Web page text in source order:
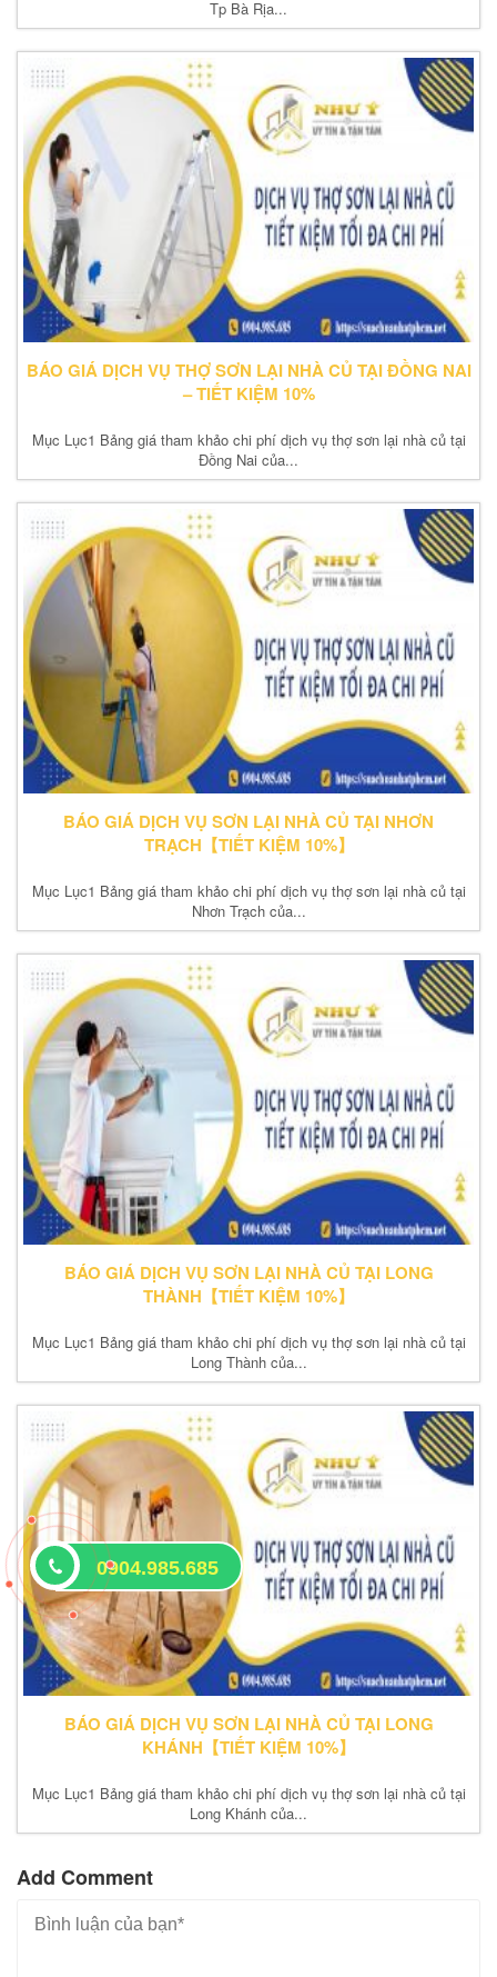
Tp Bà Rịa...
BÁO GIÁ DỊCH VỤ THỢ SƠN LẠI NHÀ CỦ TẠI ĐỒNG NAI
– TIẾT KIỆM 10%
Mục Lục1 Bảng giá tham khảo chi phí dịch vụ thợ sơn lại nhà củ tại
Đồng Nai của...
BÁO GIÁ DỊCH VỤ SƠN LẠI NHÀ CỦ TẠI NHƠN
TRẠCH【TIẾT KIỆM 10%】
Mục Lục1 Bảng giá tham khảo chi phí dịch vụ thợ sơn lại nhà củ tại
Nhơn Trạch của...
BÁO GIÁ DỊCH VỤ SƠN LẠI NHÀ CỦ TẠI LONG
THÀNH【TIẾT KIỆM 10%】
Mục Lục1 Bảng giá tham khảo chi phí dịch vụ thợ sơn lại nhà củ tại
Long Thành của...
BÁO GIÁ DỊCH VỤ SƠN LẠI NHÀ CỦ TẠI LONG
KHÁNH【TIẾT KIỆM 10%】
Mục Lục1 Bảng giá tham khảo chi phí dịch vụ thợ sơn lại nhà củ tại
Long Khánh của...
Add Comment
0904.985.685